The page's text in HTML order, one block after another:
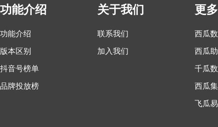
功能介绍
功能介绍
版本区别
抖音号榜单
品牌投放榜
关于我们
联系我们
加入我们
更
西瓜
西瓜
千瓜
西瓜集
飞瓜